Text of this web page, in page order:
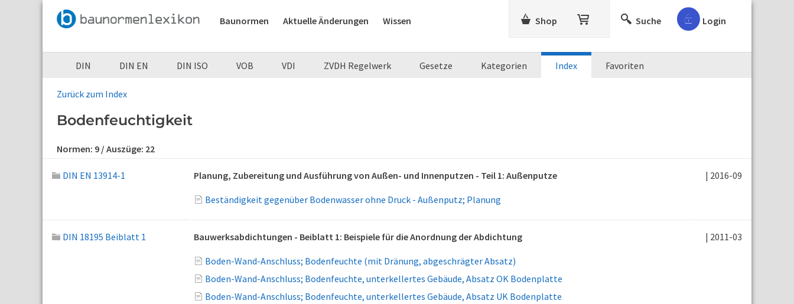
Baunormen Aktuelle Änderungen Wissen Shop Suche Login
DIN DIN EN DIN ISO VOB VDI ZVDH Regelwerk Gesetze Kategorien Index Favoriten
Zurück zum Index
Bodenfeuchtigkeit
Normen: 9 / Auszüge: 22
DIN EN 13914-1 Planung, Zubereitung und Ausführung von Außen- und Innenputzen - Teil 1: Außenputze | 2016-09
Beständigkeit gegenüber Bodenwasser ohne Druck - Außenputz; Planung
DIN 18195 Beiblatt 1 Bauwerksabdichtungen - Beiblatt 1: Beispiele für die Anordnung der Abdichtung | 2011-03
Boden-Wand-Anschluss; Bodenfeuchte (mit Dränung, abgeschrägter Absatz)
Boden-Wand-Anschluss; Bodenfeuchte, unterkellertes Gebäude, Absatz OK Bodenplatte
Boden-Wand-Anschluss; Bodenfeuchte, unterkellertes Gebäude, Absatz UK Bodenplatte